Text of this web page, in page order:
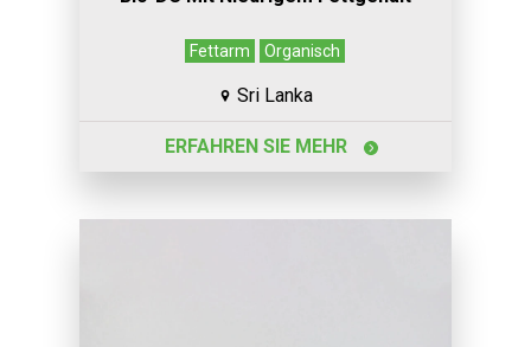
Fettarm Organisch
Sri Lanka
ERFAHREN SIE MEHR